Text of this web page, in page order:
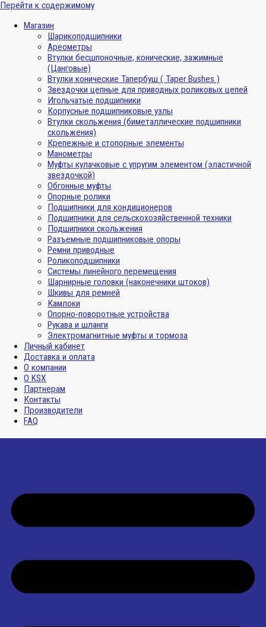
Перейти к содержимому
Магазин
Шарикоподшипники
Ареометры
Втулки бесшпоночные, конические, зажимные
(Цанговые)
Втулки конические Тапербуш ( Taper Bushes )
Звездочки цепные для приводных роликовых цепей
Игольчатые подшипники
Корпусные подшипниковые узлы
Втулки скольжения (биметаллические подшипники
скольжения)
Крепежные и стопорные элементы
Манометры
Муфты кулачковые с упругим элементом (эластичной
звездочкой)
Обгонные муфты
Опорные ролики
Подшипники для кондиционеров
Подшипники для сельскохозяйственной техники
Подшипники скольжения
Разъемные подшипниковые опоры
Ремни приводные
Роликоподшипники
Системы линейного перемещения
Шарнирные головки (наконечники штоков)
Шкивы для ремней
Камлоки
Опорно-поворотные устройства
Рукава и шланги
Электромагнитные муфты и тормоза
Личный кабинет
Доставка и оплата
О компании
О KSX
Партнерам
Контакты
Производители
FAQ